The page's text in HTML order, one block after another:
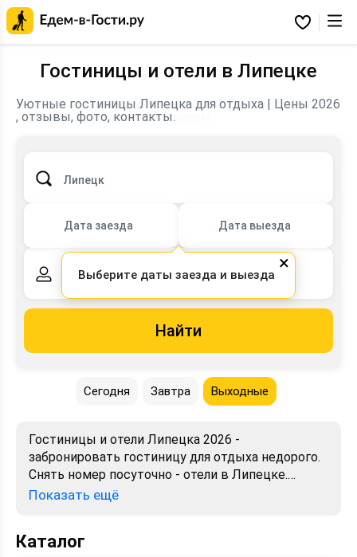
Избранное
Гостиницы и отели в Липецке
Уютные гостиницы Липецка для отдыха | Цены 2026
, отзывы, фото, контакты.
Липецк
Дата заезда Дата выезда
2 взрослых,0 детей
Найти
Сегодня Завтра Выходные
Гостиницы и отели Липецка 2026 -
забронировать гостиницу для отдыха недорого.
Снять номер посуточно - отели в Липецке.
Лучшие цены, отзывы, фото, карта, телефоны,
Показать ещё
Каталог
×
Выберите даты заезда и выезда